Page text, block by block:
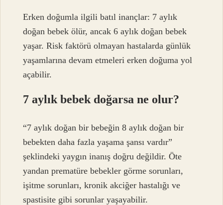
Erken doğumla ilgili batıl inançlar: 7 aylık
doğan bebek ölür, ancak 6 aylık doğan bebek
yaşar. Risk faktörü olmayan hastalarda günlük
yaşamlarına devam etmeleri erken doğuma yol
açabilir.
7 aylık bebek doğarsa ne olur?
“7 aylık doğan bir bebeğin 8 aylık doğan bir
bebekten daha fazla yaşama şansı vardır”
şeklindeki yaygın inanış doğru değildir. Öte
yandan prematüre bebekler görme sorunları,
işitme sorunları, kronik akciğer hastalığı ve
spastisite gibi sorunlar yaşayabilir.